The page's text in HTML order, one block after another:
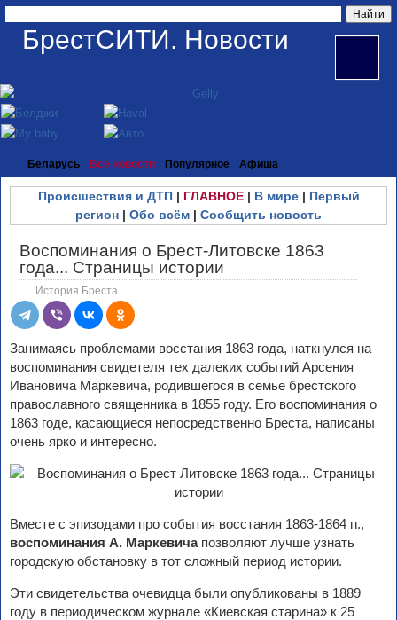
БрестСИТИ. Новости
Беларусь Все новости Популярное Афиша
Происшествия и ДТП| ГЛАВНОЕ| В мире| Первый
регион | Обо всём | Сообщить новость
Воспоминания о Брест-Литовске 1863
года... Страницы истории
История Бреста
Занимаясь проблемами восстания 1863 года, наткнулся на
воспоминания свидетеля тех далеких событий Арсения
Ивановича Маркевича, родившегося в семье брестского
православного священника в 1855 году. Его воспоминания о
1863 годе, касающиеся непосредственно Бреста, написаны
очень ярко и интересно.
Вместе с эпизодами про события восстания 1863-1864 гг.,
воспоминания А. Маркевичапозволяют лучше узнать
городскую обстановку в тот сложный период истории.
Эти свидетельства очевидца были опубликованы в 1889
году в периодическом журнале «Киевская старина» к 25